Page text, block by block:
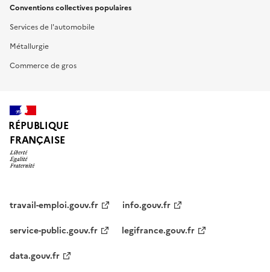
Conventions collectives populaires
Services de l'automobile
Métallurgie
Commerce de gros
RÉPUBLIQUE
FRANÇAISE
travail-emploi.gouv.fr
info.gouv.fr
service-public.gouv.fr
legifrance.gouv.fr
data.gouv.fr